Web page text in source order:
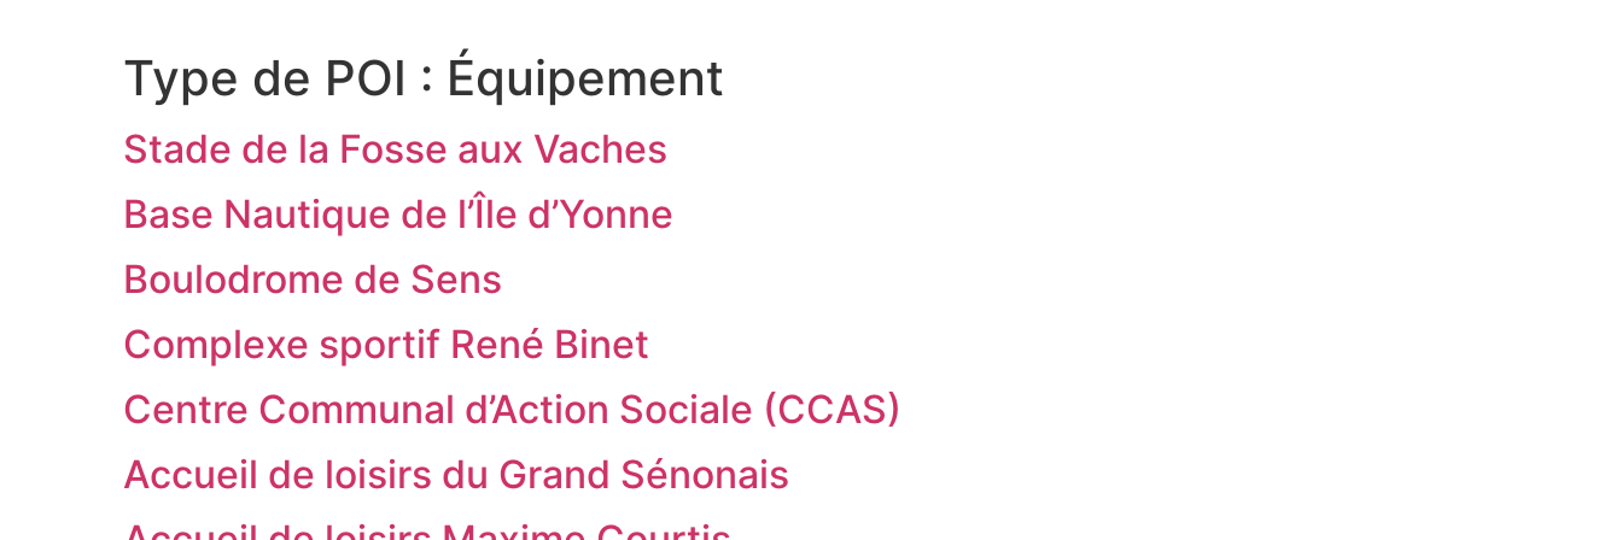
Type de POI : Équipement
Stade de la Fosse aux Vaches
Base Nautique de l’Île d’Yonne
Boulodrome de Sens
Complexe sportif René Binet
Centre Communal d’Action Sociale (CCAS)
Accueil de loisirs du Grand Sénonais